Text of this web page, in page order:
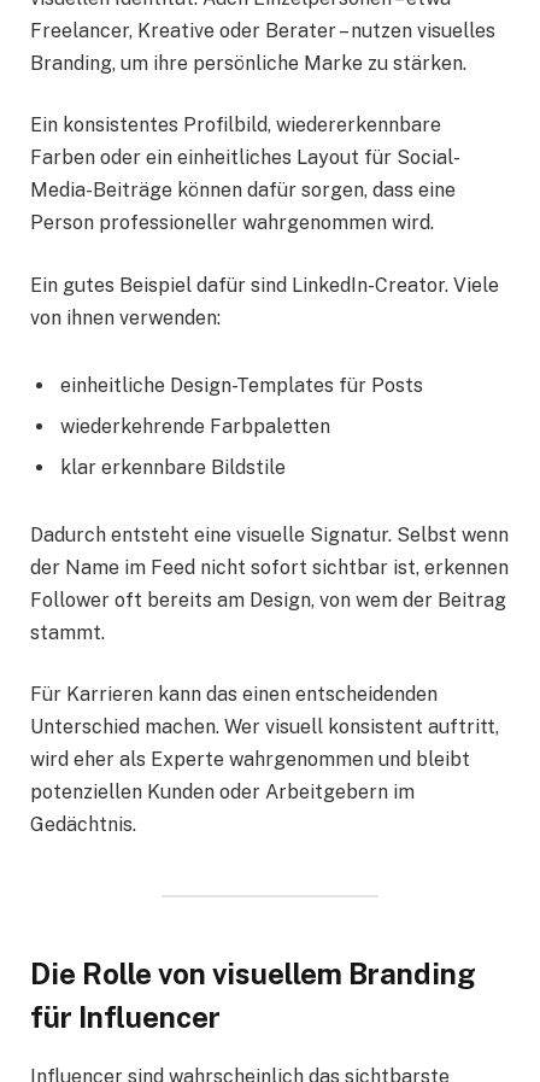
Freelancer, Kreative oder Berater – nutzen visuelles
Branding, um ihre persönliche Marke zu stärken.
Ein konsistentes Profilbild, wiedererkennbare
Farben oder ein einheitliches Layout für Social-
Media-Beiträge können dafür sorgen, dass eine
Person professioneller wahrgenommen wird.
Ein gutes Beispiel dafür sind LinkedIn-Creator. Viele
von ihnen verwenden:
einheitliche Design-Templates für Posts
wiederkehrende Farbpaletten
klar erkennbare Bildstile
Dadurch entsteht eine visuelle Signatur. Selbst wenn
der Name im Feed nicht sofort sichtbar ist, erkennen
Follower oft bereits am Design, von wem der Beitrag
stammt.
Für Karrieren kann das einen entscheidenden
Unterschied machen. Wer visuell konsistent auftritt,
wird eher als Experte wahrgenommen und bleibt
potenziellen Kunden oder Arbeitgebern im
Gedächtnis.
Die Rolle von visuellem Branding
für Influencer
Influencer sind wahrscheinlich das sichtbarste